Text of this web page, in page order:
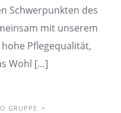
Schwerpunkten des
mit unserem
Pflegequalität,
Wohl […]
GRUPPE